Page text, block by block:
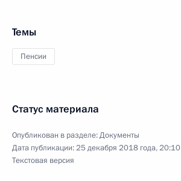
Темы
Пенсии
Статус материала
Опубликован в разделе:Документы
Дата публикации:25 декабря 2018 года, 20:10
Текстовая версия